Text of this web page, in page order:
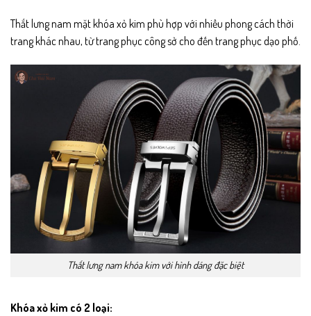
Thắt lưng nam mặt khóa xỏ kim phù hợp với nhiều phong cách thời
trang khác nhau, từ trang phục công sở cho đến trang phục dạo phố.
Thắt lưng nam khóa kim với hình dáng đặc biệt
Khóa xỏ kim có 2 loại: